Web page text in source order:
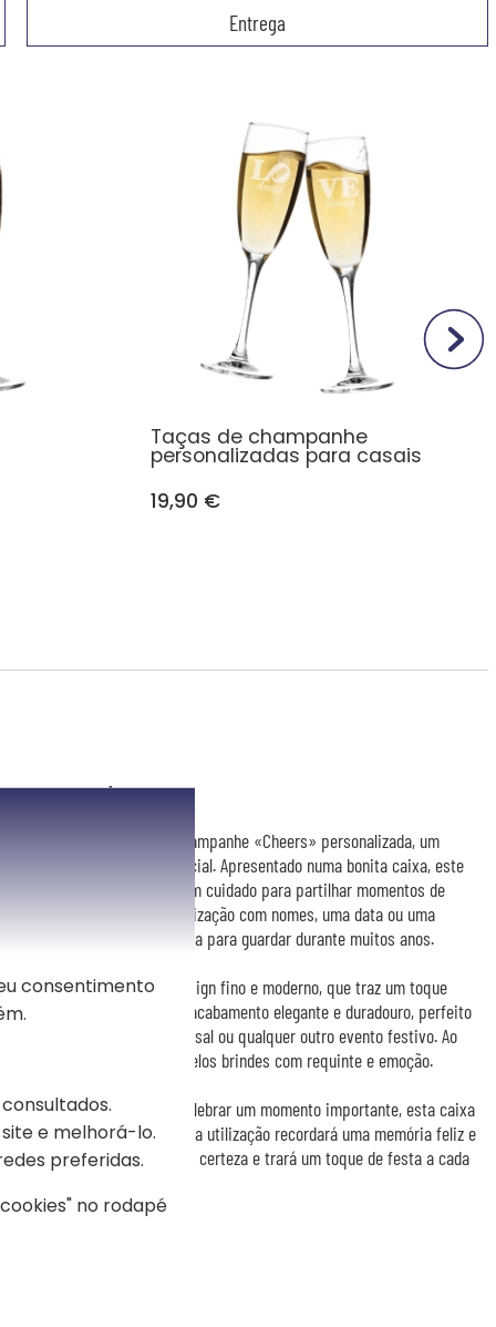
Entrega
Taças de champanhe
personalizadas para casais
19,90 €
a um casal
a caixa de 2 flutes de champanhe «Cheers» personalizada, um
marcar uma ocasião especial. Apresentado numa bonita caixa, este
champanhe gravados com cuidado para partilhar momentos de
Graças à sua personalização com nomes, uma data ou uma
se uma recordação preciosa para guardar durante muitos anos.
flutes seduzem pelo seu design fino e moderno, que traz um toque
personalizada oferece um acabamento elegante e duradouro, perfeito
um aniversário de casal ou qualquer outro evento festivo. Ao
caixa acompanha os mais belos brindes com requinte e emoção.
queridas ou para celebrar um momento importante, esta caixa
e uma atenção pessoal. Cada utilização recordará uma memória feliz e
sofisticado que agradará de certeza e trará um toque de festa a cada
consentimento
e melhorá-lo.
preferidas.
no rodapé